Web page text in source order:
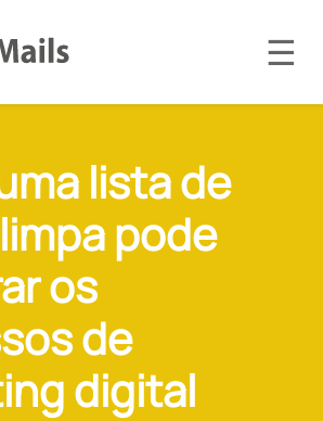
☰
lista de
pode
os
de
digital